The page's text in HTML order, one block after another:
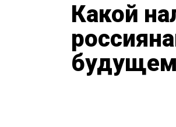
Какой